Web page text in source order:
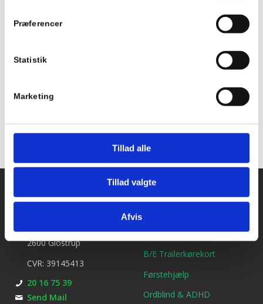
Præferencer
Statistik
Marketing
Tillad alle
Tillad valgte
Afvis
Teori 5 - mandagshold
Kontakt os
Brøndbyvestervej 25
2600 Glostrup
CVR: 39145413
20 16 75 39
Send Mail
Ydelser
MC kørekort
B/E Trailerkørekort
Førstehjælp
Ordblind & ADHD